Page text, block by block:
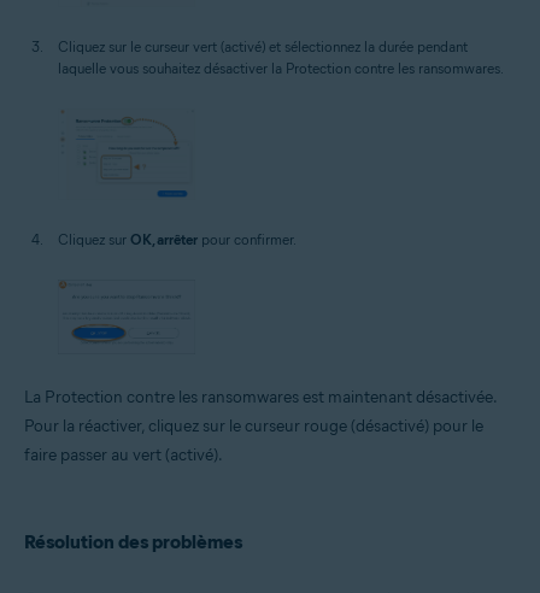
Cliquez sur le curseur vert (activé) et sélectionnez la durée pendant
laquelle vous souhaitez désactiver la Protection contre les ransomwares.
Cliquez sur OK, arrêter pour confirmer.
La Protection contre les ransomwares est maintenant désactivée.
Pour la réactiver, cliquez sur le curseur rouge (désactivé) pour le
faire passer au vert (activé).
Résolution des problèmes